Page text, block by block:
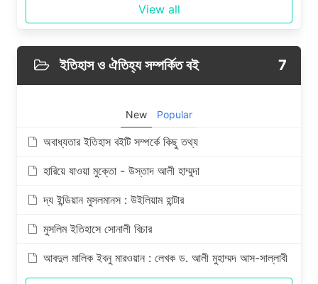
View all
ইতিহাস ও ঐতিহ্য সম্পর্কিত বই 7
New Popular
অবাধ্যতার ইতিহাস বইটি সম্পর্কে কিছু তথ্য
হারিয়ে যাওয়া মুক্তো - উস্তাদ আলী হাম্মুদা
দ্য ইন্ডিয়ান মুসলমানস : উইলিয়াম হান্টার
মুসলিম ইতিহাসে সোনালী বিচার
আবদুল মালিক ইবনু মারওয়ান : লেখক ড. আলী মুহাম্মদ আস-সাল্লাবী